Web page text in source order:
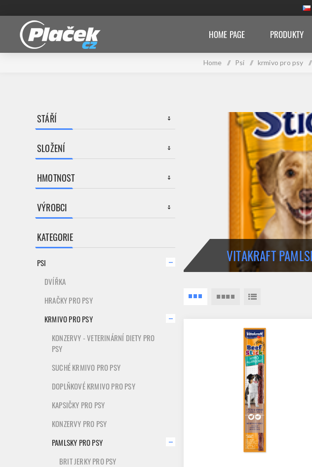
HOME PAGE PRODUKTY
Home / Psi / krmivo pro psy /
VITAKRAFT
STÁŘÍ
SLOŽENÍ
HMOTNOST
VÝROBCI
KATEGORIE
PSI
DVÍŘKA
HRAČKY PRO PSY
KRMIVO PRO PSY
KONZERVY - VETERINÁRNÍ DIETY PRO
PSY
SUCHÉ KRMIVO PRO PSY
DOPLŇKOVÉ KRMIVO PRO PSY
KAPSIČKY PRO PSY
KONZERVY PRO PSY
PAMLSKY PRO PSY
BRIT JERKY PRO PSY